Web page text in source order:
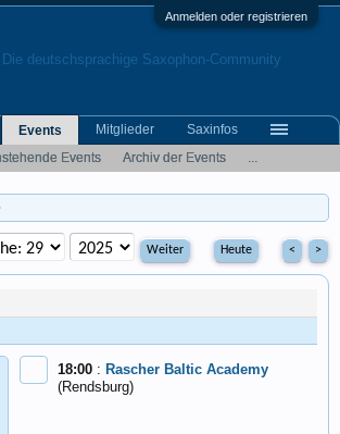
Anmelden oder registrieren
Heute < >
18:00 : Rascher Baltic Academy
(Rendsburg)
Events
Events Archiv der Events ...
Mitglieder Saxinfos